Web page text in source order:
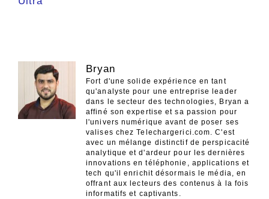
Bryan
Fort d'une solide expérience en tant
qu'analyste pour une entreprise leader
dans le secteur des technologies, Bryan a
affiné son expertise et sa passion pour
l'univers numérique avant de poser ses
valises chez Telechargerici.com. C'est
avec un mélange distinctif de perspicacité
analytique et d'ardeur pour les dernières
innovations en téléphonie, applications et
tech qu'il enrichit désormais le média, en
offrant aux lecteurs des contenus à la fois
informatifs et captivants.